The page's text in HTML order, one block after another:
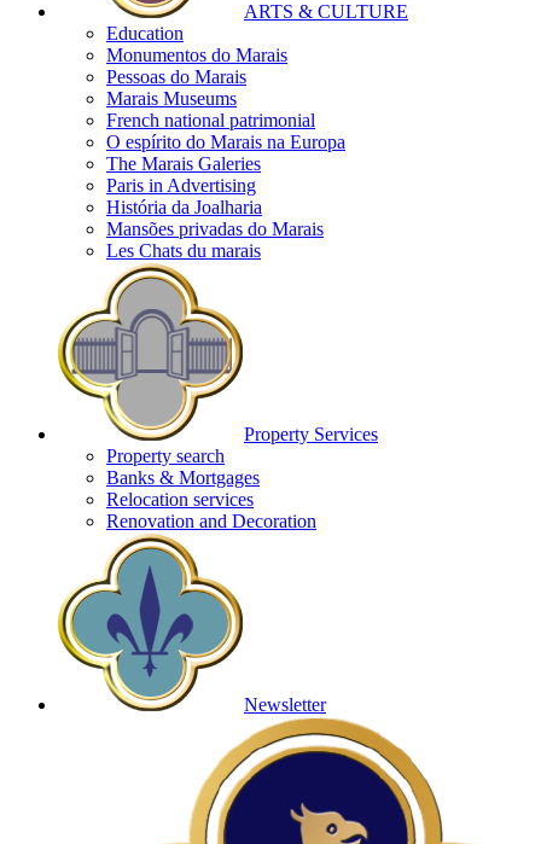
ARTS & CULTURE
Education
Monumentos do Marais
Pessoas do Marais
Marais Museums
French national patrimonial
O espírito do Marais na Europa
The Marais Galeries
Paris in Advertising
História da Joalharia
Mansões privadas do Marais
Les Chats du marais
Property Services
Property search
Banks & Mortgages
Relocation services
Renovation and Decoration
Newsletter